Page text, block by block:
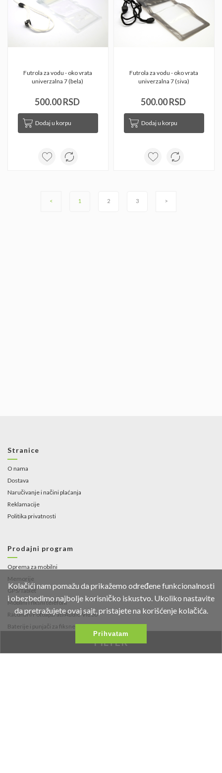
FILTER
Futrola za vodu - oko vrata
univerzalna 7 (bela)
500.00 RSD
Dodaj u korpu
Futrola za vodu - oko vrata
univerzalna 7 (siva)
500.00 RSD
Dodaj u korpu
< 1 2 3 >
Stranice
O nama
Dostava
Naručivanje i načini plaćanja
Reklamacije
Politika privatnosti
Prodajni program
Oprema za mobilni
Memorije
GPS/Tablet
Mobilni i fiksni telefoni
Računari/Fotoaparati/Audio-Video
Baterije i punjači za fiksne telefone i
Kolačići nam pomažu da prikažemo određene funkcionalnosti
i obezbedimo najbolje korisničko iskustvo. Ukoliko nastavite
da pretražujete ovaj sajt, pristajete na korišćenje kolačića.
Prihvatam